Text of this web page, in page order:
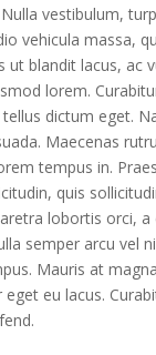
vestibulum,
vehicula massa,
ut blandit lacus, ac
lorem.
dictum eget.
Maecenas
tempus in.
quis
lobortis orci, a
semper arcu vel
Mauris at
eu lacus.